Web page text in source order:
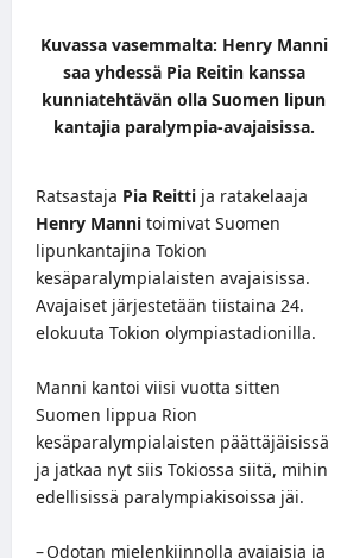
Kuvassa vasemmalta: Henry Manni
saa yhdessä Pia Reitin kanssa
kunniatehtävän olla Suomen lipun
kantajia paralympia-avajaisissa.
Ratsastaja Pia Reitti ja ratakelaaja
Henry Manni toimivat Suomen
lipunkantajina Tokion
kesäparalympialaisten avajaisissa.
Avajaiset järjestetään tiistaina 24.
elokuuta Tokion olympiastadionilla.
Manni kantoi viisi vuotta sitten
Suomen lippua Rion
kesäparalympialaisten päättäjäisissä
ja jatkaa nyt siis Tokiossa siitä, mihin
edellisissä paralympiakisoissa jäi.
– Odotan mielenkiinnolla avajaisia ja